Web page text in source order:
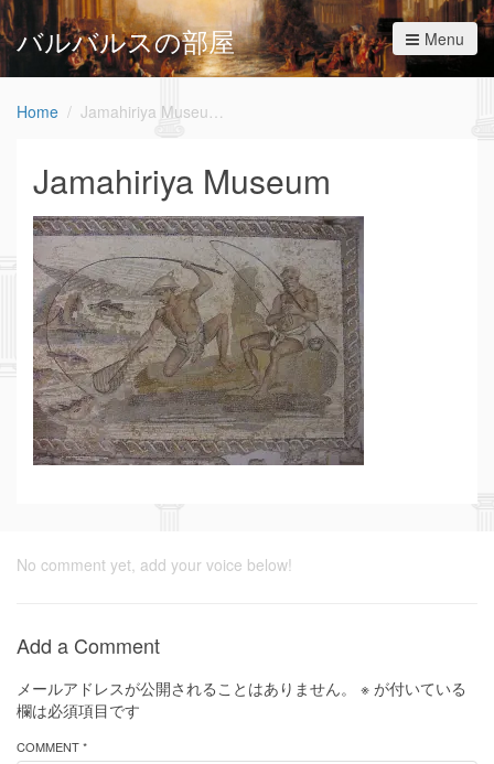
バルバルスの部屋 Menu
Home Jamahiriya Museum
Jamahiriya Museum
No comment yet, add your voice below!
Add a Comment
メールアドレスが公開されることはありません。 ※ が付いている
欄は必須項目です
COMMENT *